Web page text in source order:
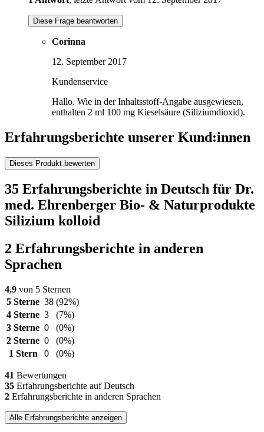
Diese Frage beantworten
Corinna
12. September 2017
Kundenservice
Hallo. Wie in der Inhaltsstoff-Angabe ausgewiesen,
enthalten 2 ml 100 mg Kieselsäure (Siliziumdioxid).
Erfahrungsberichte unserer Kund:innen
Dieses Produkt bewerten
35 Erfahrungsberichte in Deutsch für Dr.
med. Ehrenberger Bio- & Naturprodukte
Silizium kolloid
2 Erfahrungsberichte in anderen
Sprachen
4,9 von 5 Sternen
5 Sterne 38 (92%)
4 Sterne 3
(7%)
3 Sterne 0
(0%)
2 Sterne 0
(0%)
1 Stern
0 (0%)
41 Bewertungen
35 Erfahrungsberichte auf Deutsch
2 Erfahrungsberichte in anderen Sprachen
Alle Erfahrungsberichte anzeigen